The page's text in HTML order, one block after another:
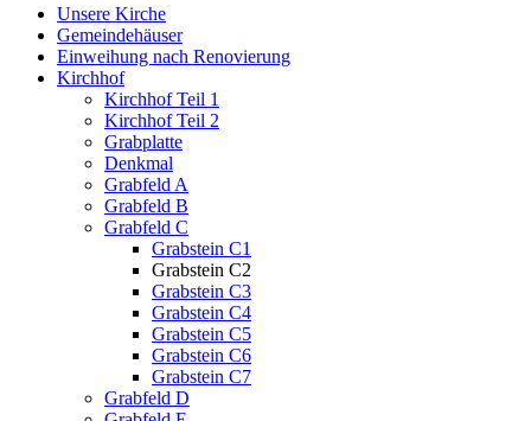
Unsere Kirche
Gemeindehäuser
Einweihung nach Renovierung
Kirchhof
Kirchhof Teil 1
Kirchhof Teil 2
Grabplatte
Denkmal
Grabfeld A
Grabfeld B
Grabfeld C
Grabstein C1
Grabstein C2
Grabstein C3
Grabstein C4
Grabstein C5
Grabstein C6
Grabstein C7
Grabfeld D